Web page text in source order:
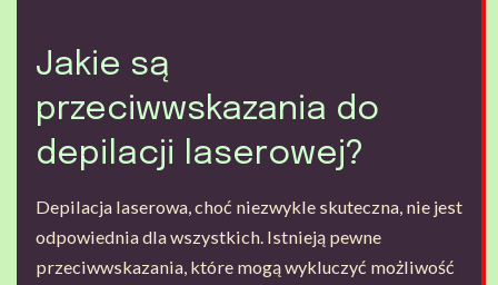
Jakie są
przeciwwskazania do
depilacji laserowej?
Depilacja laserowa, choć niezwykle skuteczna, nie jest
odpowiednia dla wszystkich. Istnieją pewne
przeciwwskazania, które mogą wykluczyć możliwość